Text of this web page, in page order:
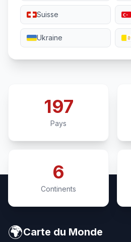
Suisse
Ukraine
197
Pays
6
Continents
🌍Carte du Monde